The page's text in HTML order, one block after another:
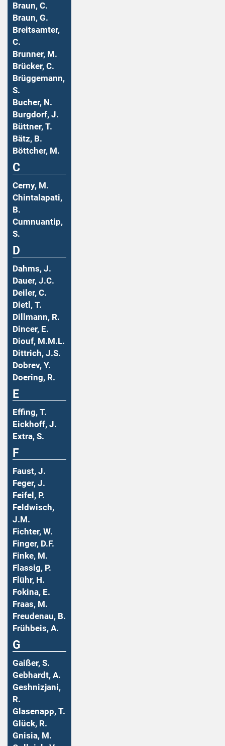
Braun, C.
Braun, G.
Breitsamter,
C.
Brunner, M.
Brücker, C.
Brüggemann,
S.
Bucher, N.
Burgdorf, J.
Büttner, T.
Bätz, B.
Böttcher, M.
C
Cerny, M.
Chintalapati,
B.
Cumnuantip,
S.
D
Dahms, J.
Dauer, J.C.
Deiler, C.
Dietl, T.
Dillmann, R.
Dincer, E.
Diouf, M.M.L.
Dittrich, J.S.
Dobrev, Y.
Doering, R.
E
Effing, T.
Eickhoff, J.
Extra, S.
F
Faust, J.
Feger, J.
Feifel, P.
Feldwisch,
J.M.
Fichter, W.
Finger, D.F.
Finke, M.
Flassig, P.
Flühr, H.
Fokina, E.
Fraas, M.
Freudenau, B.
Frühbeis, A.
G
Gaißer, S.
Gebhardt, A.
Geshnizjani,
R.
Glasenapp, T.
Glück, R.
Gnisia, M.